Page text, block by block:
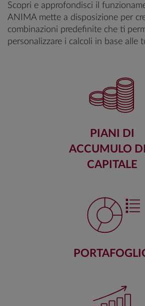
Scopri e approfondisci il
ANIMA mette a disposizione per
combinazioni predefinite che ti
personalizzare i calcoli in base alle
PIANI DI
ACCUMULO
CAPITALE